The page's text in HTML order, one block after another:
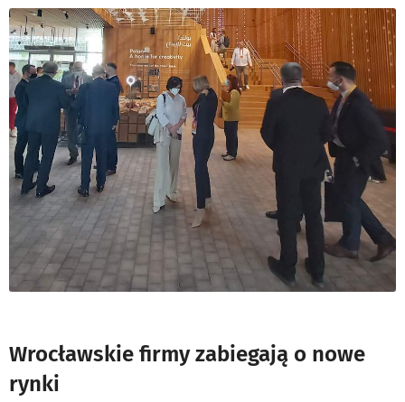
Wrocławskie firmy zabiegają o nowe
rynki